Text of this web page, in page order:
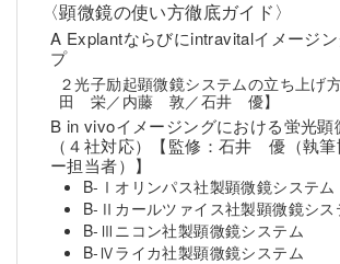
〈顕微鏡の使い方徹底ガイド〉
A Explantならびにintravitalイメージ
プ
２光子励起顕微鏡システムの立ち上げ
田 栄／内藤 敦／石井 優】
B in vivoイメージングにおける蛍光
（４社対応）【監修：石井 優（執
ー担当者）】
B-Ⅰオリンパス社製顕微鏡システム
B-Ⅱカールツァイス社製顕微鏡シス
B-Ⅲニコン社製顕微鏡システム
B-Ⅳライカ社製顕微鏡システム